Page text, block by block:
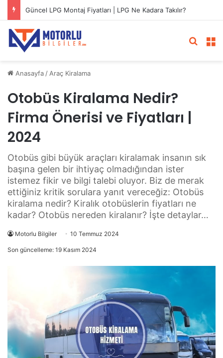
Güncel LPG Montaj Fiyatları | LPG Ne Kadara Takılır?
Anasayfa / Araç Kiralama
Otobüs Kiralama Nedir?
Firma Önerisi ve Fiyatları |
2024
Otobüs gibi büyük araçları kiralamak insanın sık
başına gelen bir ihtiyaç olmadığından ister
istemez fikir ve bilgi talebi oluyor. Biz de merak
ettiğiniz kritik sorulara yanıt vereceğiz: Otobüs
kiralama nedir? Kiralık otobüslerin fiyatları ne
kadar? Otobüs nereden kiralanır? İşte detaylar…
Motorlu Bilgiler 10 Temmuz 2024
Son güncelleme: 19 Kasım 2024